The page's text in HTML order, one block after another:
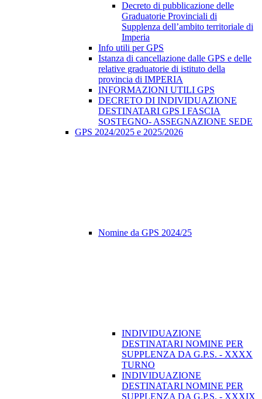
Decreto di pubblicazione delle
Graduatorie Provinciali di
Supplenza dell’ambito territoriale di
Imperia
Info utili per GPS
Istanza di cancellazione dalle GPS e delle
relative graduatorie di istituto della
provincia di IMPERIA
INFORMAZIONI UTILI GPS
DECRETO DI INDIVIDUAZIONE
DESTINATARI GPS I FASCIA
SOSTEGNO- ASSEGNAZIONE SEDE
GPS 2024/2025 e 2025/2026
Nomine da GPS 2024/25
INDIVIDUAZIONE
DESTINATARI NOMINE PER
SUPPLENZA DA G.P.S. - XXXX
TURNO
INDIVIDUAZIONE
DESTINATARI NOMINE PER
SUPPLENZA DA G.P.S. - XXXIX